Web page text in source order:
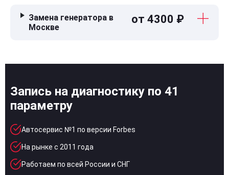
Замена генератора в
Москве
от 4300 ₽
Запись на диагностику по 41
параметру
Автосервис №1 по версии Forbes
На рынке с 2011 года
Работаем по всей России и СНГ